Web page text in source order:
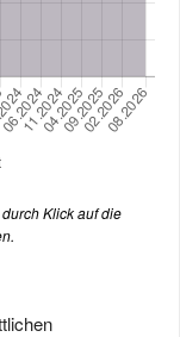
Klick auf die